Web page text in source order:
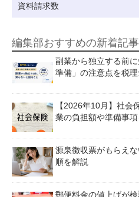
資料請求数
編集部おすすめの新着記事
副業から独立する前
準備」の注意点を税
【2026年10月】社会
業の負担額や準備事項
源泉徴収票がもらえ
順を解説
郵便料金の値上げが